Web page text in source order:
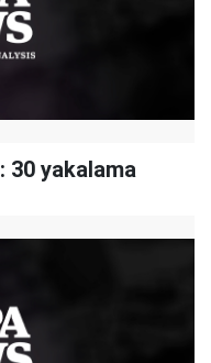
30 yakalama